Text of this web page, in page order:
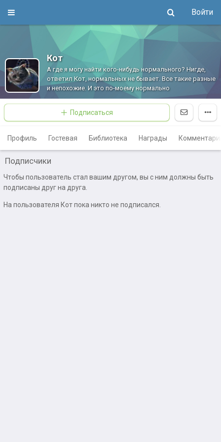
Войти
Кот
А где я могу найти кого-нибудь нормального? Нигде,
ответил Кот, нормальных не бывает. Все такие разные
и непохожие. И это по-моему нормально
Подписаться
Профиль Гостевая Библиотека Награды
Подписчики
Чтобы пользователь стал вашим другом, вы с ним должны быть
подписаны друг на друга.
На пользователя Кот пока никто не подписался.